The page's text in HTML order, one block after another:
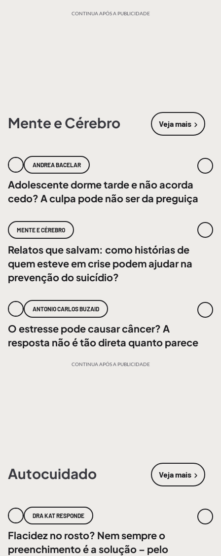
CONTINUA APÓS A PUBLICIDADE
Mente e Cérebro Veja mais
sobre
ANDREA BACELAR
Adolescente dorme tarde e não acorda
cedo? A culpa pode não ser da preguiça
MENTE E CÉREBRO
Relatos que salvam: como histórias de
quem esteve em crise podem ajudar na
prevenção do suicídio?
ANTONIO CARLOS BUZAID
O estresse pode causar câncer? A
resposta não é tão direta quanto parece
CONTINUA APÓS A PUBLICIDADE
Autocuidado Veja mais
sobre
DRA KAT RESPONDE
Flacidez no rosto? Nem sempre o
preenchimento é a solução – pelo